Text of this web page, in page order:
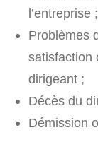
l’entreprise ;
Problèmes
satisfaction
dirigeant ;
Décès du
Démission